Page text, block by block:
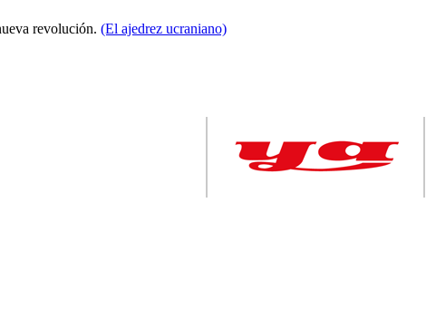
revolución. (El ajedrez ucraniano)